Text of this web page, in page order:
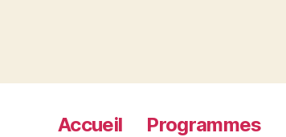
Accueil Programmes